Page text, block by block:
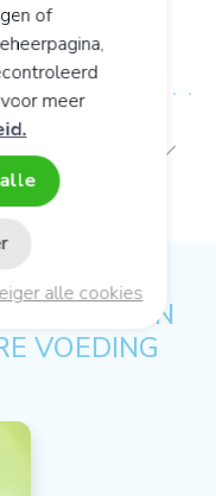
VAN
VOEDING
of
meer
alle cookies